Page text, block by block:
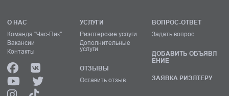
О НАС
Команда "Час-Пик"
Вакансии
Контакты
УСЛУГИ
Риэлтерские услуги
Дополнительные
услуги
ОТЗЫВЫ
Оставить отзыв
ВОПРОС-ОТВЕТ
Задать вопрос
ДОБАВИТЬ ОБЪЯВЛ
ЕНИЕ
ЗАЯВКА РИЭЛТЕРУ